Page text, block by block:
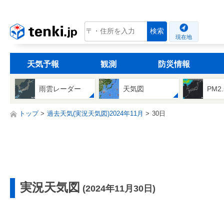
tenki.jp 検索
現在地
天気予報 観測 防災情報
雨雲レーダー 天気図
トップ 過去天気(実況天気図)2024年11月 30日
実況天気図 (2024年11月30日)